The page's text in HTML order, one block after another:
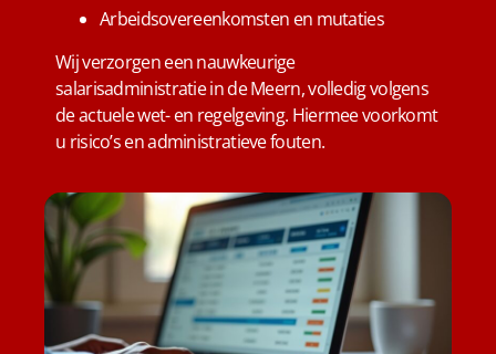
Arbeidsovereenkomsten en mutaties
Wij verzorgen een nauwkeurige
salarisadministratie in de Meern, volledig volgens
de actuele wet- en regelgeving. Hiermee voorkomt
u risico’s en administratieve fouten.